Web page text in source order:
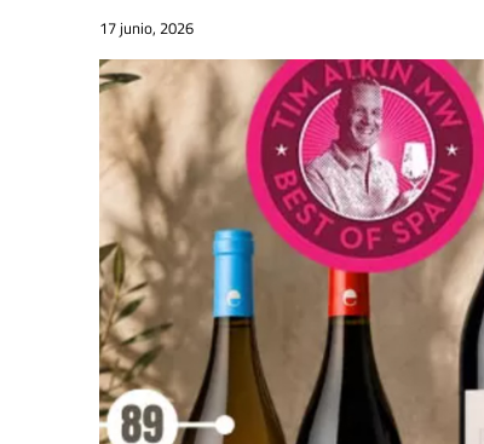
17 junio, 2026